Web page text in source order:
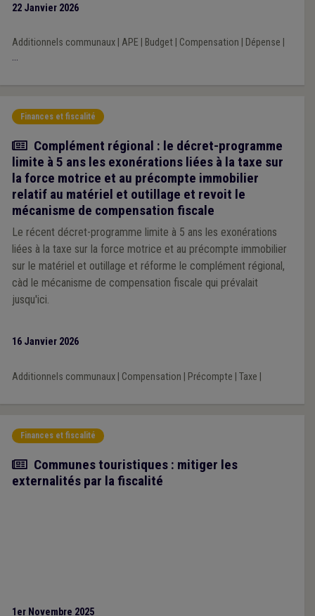
22 Janvier 2026
Additionnels communaux| APE Budget| Compensation Dépense
...
Finances et fiscalité
Actualité
Complément régional : le décret-programme
limite à 5 ans les exonérations liées à la taxe sur
la force motrice et au précompte immobilier
relatif au matériel et outillage et revoit le
mécanisme de compensation fiscale
Le récent décret-programme limite à 5 ans les exonérations
liées à la taxe sur la force motrice et au précompte immobilier
sur le matériel et outillage et réforme le complément régional,
càd le mécanisme de compensation fiscale qui prévalait
jusqu'ici.
16 Janvier 2026
Additionnels communaux| Compensation Précompte Taxe
Finances et fiscalité
Article
Communes touristiques : mitiger les
externalités par la fiscalité
1er Novembre 2025